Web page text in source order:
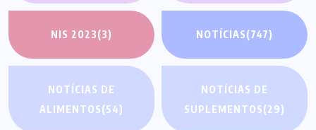
NIS 2023(3) NOTÍCIAS(747)
NOTÍCIAS DE
ALIMENTOS(54)
NOTÍCIAS DE
SUPLEMENTOS(29)